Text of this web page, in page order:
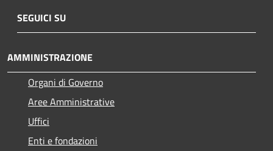
SEGUICI SU
AMMINISTRAZIONE
Organi di Governo
Aree Amministrative
Uffici
Enti e fondazioni